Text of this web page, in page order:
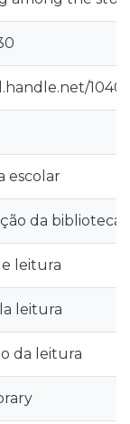
escolar
da biblioteca
leitura
leitura
da leitura